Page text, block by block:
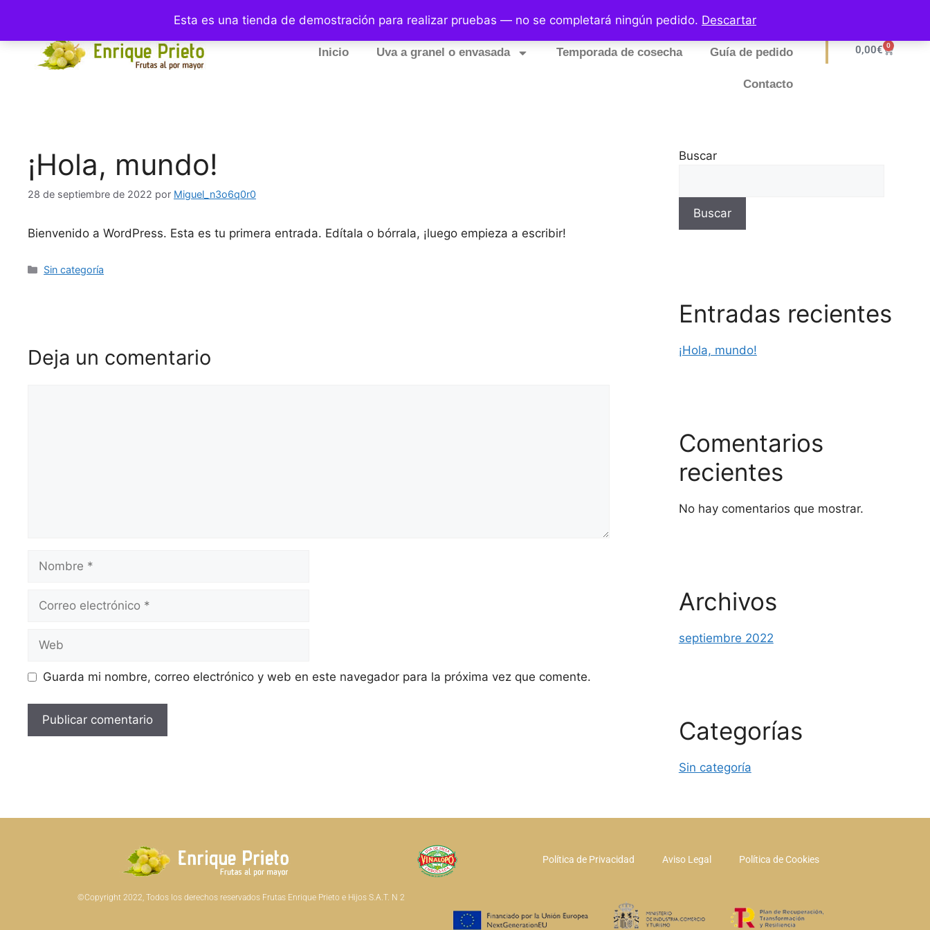
Esta es una tienda de demostración para realizar pruebas — no se completará ningún pedido. Descartar
info@frutasalpormayor.com Lun - Vie: 9:00 - 18:30
Inicio Uva a granel o envasada Temporada de cosecha Guía de pedido
Contacto
0,00€ 0
¡Hola, mundo!
28 de septiembre de 2022 por Miguel_n3o6q0r0
Bienvenido a WordPress. Esta es tu primera entrada. Edítala o bórrala, ¡luego empieza a escribir!
Sin categoría
Deja un comentario
Guarda mi nombre, correo electrónico y web en este navegador para la próxima vez que comente.
Buscar
Buscar
Entradas recientes
¡Hola, mundo!
Comentarios
recientes
No hay comentarios que mostrar.
Archivos
septiembre 2022
Categorías
Sin categoría
Política de Privacidad Aviso Legal Política de Cookies
©Copyright 2022, Todos los derechos reservados Frutas Enrique Prieto e Hijos S.A.T. N 2